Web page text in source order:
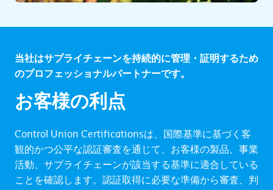
当社はサプライチェーンを持続的に管理・証明するため
のプロフェッショナルパートナーです。
お客様の利点
Control Union Certificationsは、国際基準に基づく客
観的かつ公平な認証審査を通じて、お客様の製品、事業
活動、サプライチェーンが該当する基準に適合している
ことを確認します。認証取得に必要な準備から審査、判